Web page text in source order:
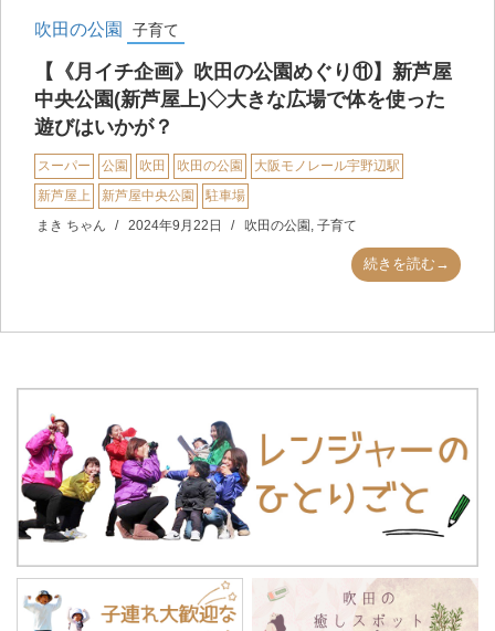
吹田の公園 子育て
【《月イチ企画》吹田の公園めぐり⑪】新芦屋
中央公園(新芦屋上)◇大きな広場で体を使った
遊びはいかが？
スーパー 公園 吹田 吹田の公園
大阪モノレール宇野辺駅
新芦屋上
新芦屋中央公園
駐車場
まき ちゃん
2024年9月22日 吹田の公園 子育て
続きを読む→